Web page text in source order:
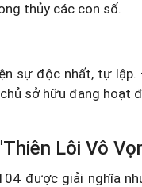
thủy các con số.
sự độc nhất, tự
sở hữu đang hoạt
Lôi Vô
được giải nghĩa